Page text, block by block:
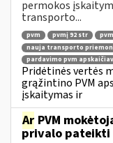
permokos
transporto...
pvm pvmį 92 str
nauja transporto
pardavimo pvm
Pridėtinės vertės
grąžintino PVM
įskaitymas ir
Ar PVM
privalo pateikti